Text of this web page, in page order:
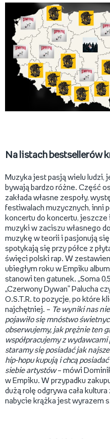
Na listach bestsellerów
Muzyka jest pasją wielu ludzi,
bywają bardzo różne. Część
zakłada własne zespoły,
festiwalach muzycznych, inni
koncertu do koncertu, jeszcze
muzyki w zaciszu własnego
muzykę w teorii i pasjonują
spotykają się przy półce z
święci polski rap. W
ubiegłym roku w Empiku
stanowi ten gatunek. „Soma
„Czerwony Dywan” Palucha
O.S.T.R. to pozycje, po które
najchętniej. – Te wyniki nas
pojawiło się mnóstwo
obserwujemy, jak prężnie ten
współpracujemy z
staramy się posiadać jak
hip-hopu kupują i chcą
siebie artystów– mówi
w Empiku. W przypadku
dużą rolę odgrywa cała
nabycie krążka jest wyrazem